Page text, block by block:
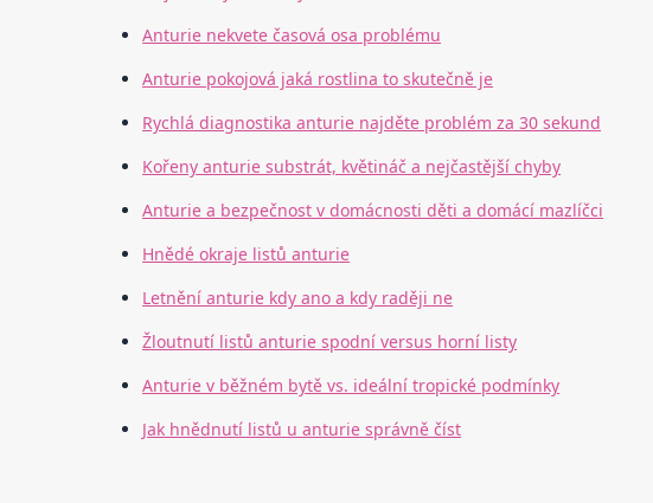
Anturie nekvete časová osa problému
Anturie pokojová jaká rostlina to skutečně je
Rychlá diagnostika anturie najděte problém za 30 sekund
Kořeny anturie substrát, květináč a nejčastější chyby
Anturie a bezpečnost v domácnosti děti a domácí mazlíčci
Hnědé okraje listů anturie
Letnění anturie kdy ano a kdy raději ne
Žloutnutí listů anturie spodní versus horní listy
Anturie v běžném bytě vs. ideální tropické podmínky
Jak hnědnutí listů u anturie správně číst